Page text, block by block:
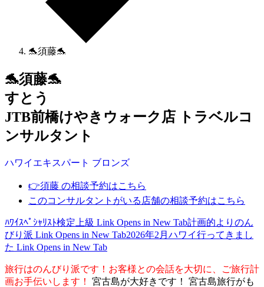
🐬須藤🐬
🐬須藤🐬
すとう
JTB前橋けやきウォーク店 トラベルコ
ンサルタント
ハワイ エキスパート ブロンズ
👉須藤 の相談予約はこちら
このコンサルタントがいる店舗の相談予約はこちら
ﾊﾜｲｽﾍﾟｼｬﾘｽﾄ検定上級 Link Opens in New Tab計画的よりのん
びり派 Link Opens in New Tab2026年2月ハワイ行ってきまし
た Link Opens in New Tab
旅行はのんびり派です！お客様との会話を大切に、ご旅行計
画お手伝いします！
宮古島が大好きです！ 宮古島旅行がも